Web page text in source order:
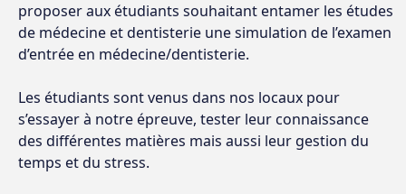
proposer aux étudiants souhaitant entamer les études
de médecine et dentisterie une simulation de l’examen
d’entrée en médecine/dentisterie.
Les étudiants sont venus dans nos locaux pour
s’essayer à notre épreuve, tester leur connaissance
des différentes matières mais aussi leur gestion du
temps et du stress.